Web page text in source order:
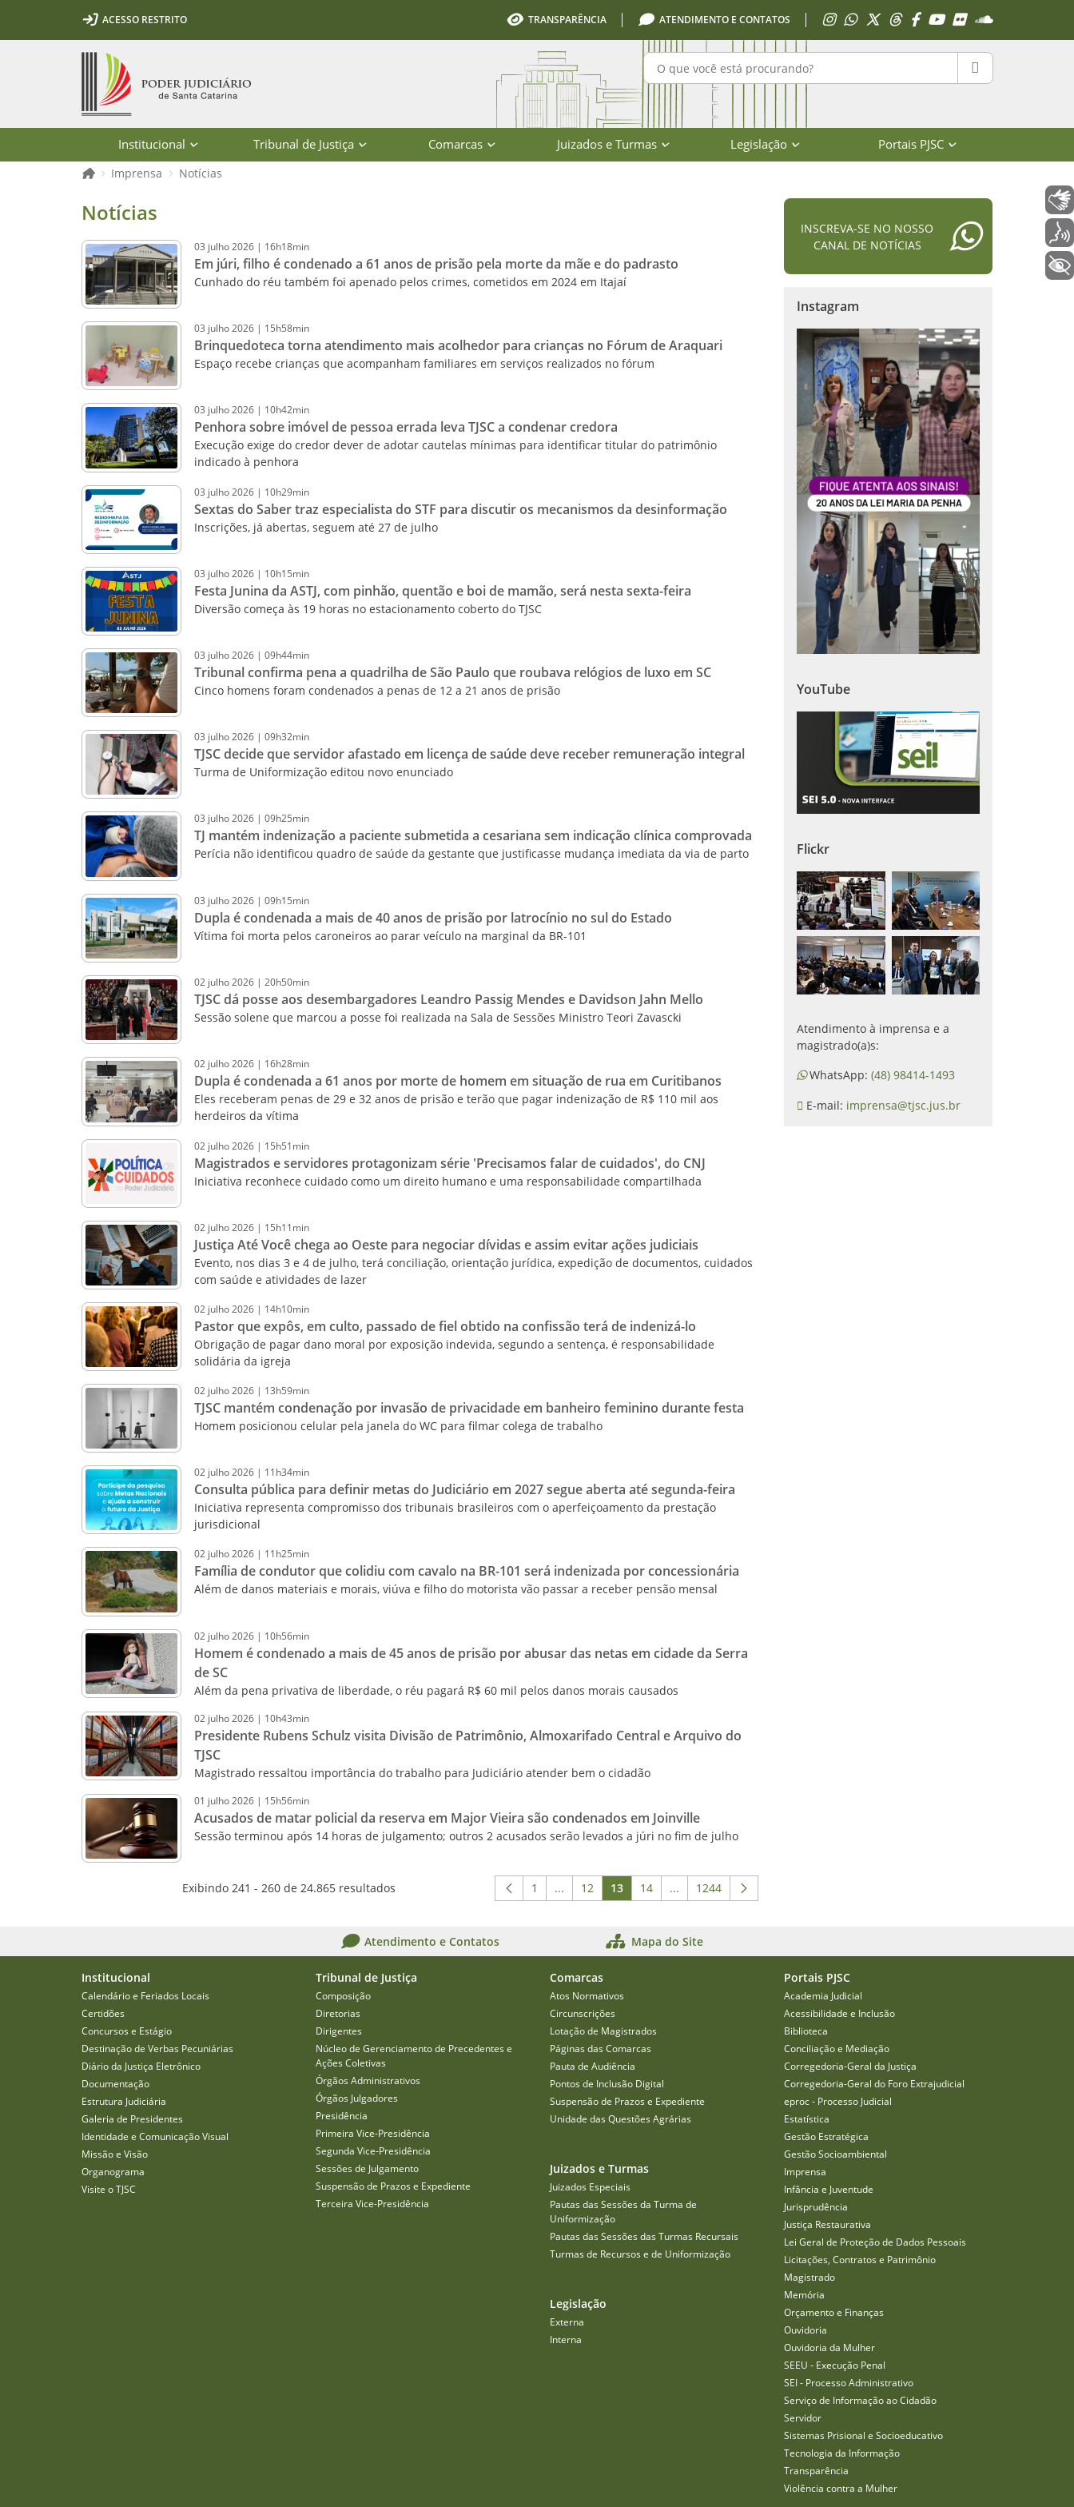
Ir para o conteúdo
Ir para a ferramenta de acessibilidade - Rybená
Ir para o menu principal
Ir para a pesquisa
Ir para o rodapé
Ir para a página inicialACESSO RESTRITO TRANSPARÊNCIA ATENDIMENTO E CONTATOS Acessar Instagram
Acessar WhatsApp
Acessar XAcessar Threads
Acessar Facebook
Acessar YouTube
Acessar Flickr
Acessar
Pesquisar no portal PESQUISAR
Institucional Tribunal de Justiça Comarcas Juizados e Turmas Legislação Portais PJSC
Página inicial
Imprensa Notícias
Notícias - Imprensa - Poder Judiciário de Santa Catarina
Notícias
03 julho2026 | 16h18min
Em júri, filho é condenado a 61 anos de prisão pela morte da mãe e do padrasto
Cunhado do réu também foi apenado pelos crimes, cometidos em 2024 em Itajaí
03 julho2026 | 15h58min
Brinquedoteca torna atendimento mais acolhedor para crianças no Fórum de Araquari
Espaço recebe crianças que acompanham familiares em serviços realizados no fórum
03 julho2026 | 10h42min
Penhora sobre imóvel de pessoa errada leva TJSC a condenar credora
Execução exige do credor dever de adotar cautelas mínimas para identificar titular do patrimônio
indicado à penhora
03 julho2026 | 10h29min
Sextas do Saber traz especialista do STF para discutir os mecanismos da desinformação
Inscrições, já abertas, seguem até 27 de julho
03 julho2026 | 10h15min
Festa Junina da ASTJ, com pinhão, quentão e boi de mamão, será nesta sexta-feira
Diversão começa às 19 horas no estacionamento coberto do TJSC
03 julho2026 | 09h44min
Tribunal confirma pena a quadrilha de São Paulo que roubava relógios de luxo em SC
Cinco homens foram condenados a penas de 12 a 21 anos de prisão
03 julho2026 | 09h32min
TJSC decide que servidor afastado em licença de saúde deve receber remuneração integral
Turma de Uniformização editou novo enunciado
03 julho2026 | 09h25min
TJ mantém indenização a paciente submetida a cesariana sem indicação clínica comprovada
Perícia não identificou quadro de saúde da gestante que justificasse mudança imediata da via de parto
03 julho2026 | 09h15min
Dupla é condenada a mais de 40 anos de prisão por latrocínio no sul do Estado
Vítima foi morta pelos caroneiros ao parar veículo na marginal da BR-101
02 julho2026 | 20h50min
TJSC dá posse aos desembargadores Leandro Passig Mendes e Davidson Jahn Mello
Sessão solene que marcou a posse foi realizada na Sala de Sessões Ministro Teori Zavascki
02 julho2026 | 16h28min
Dupla é condenada a 61 anos por morte de homem em situação de rua em Curitibanos
Eles receberam penas de 29 e 32 anos de prisão e terão que pagar indenização de R$ 110 mil aos
herdeiros da vítima
02 julho2026 | 15h51min
Magistrados e servidores protagonizam série 'Precisamos falar de cuidados', do CNJ
Iniciativa reconhece cuidado como um direito humano e uma responsabilidade compartilhada
02 julho2026 | 15h11min
Justiça Até Você chega ao Oeste para negociar dívidas e assim evitar ações judiciais
Evento, nos dias 3 e 4 de julho, terá conciliação, orientação jurídica, expedição de documentos, cuidados
com saúde e atividades de lazer
02 julho2026 | 14h10min
Pastor que expôs, em culto, passado de fiel obtido na confissão terá de indenizá-lo
Obrigação de pagar dano moral por exposição indevida, segundo a sentença, é responsabilidade
solidária da igreja
02 julho2026 | 13h59min
TJSC mantém condenação por invasão de privacidade em banheiro feminino durante festa
Homem posicionou celular pela janela do WC para filmar colega de trabalho
02 julho2026 | 11h34min
Consulta pública para definir metas do Judiciário em 2027 segue aberta até segunda-feira
Iniciativa representa compromisso dos tribunais brasileiros com o aperfeiçoamento da prestação
jurisdicional
02 julho2026 | 11h25min
Família de condutor que colidiu com cavalo na BR-101 será indenizada por concessionária
Além de danos materiais e morais, viúva e filho do motorista vão passar a receber pensão mensal
02 julho2026 | 10h56min
Homem é condenado a mais de 45 anos de prisão por abusar das netas em cidade da Serra
de SC
Além da pena privativa de liberdade, o réu pagará R$ 60 mil pelos danos morais causados
02 julho2026 | 10h43min
Presidente Rubens Schulz visita Divisão de Patrimônio, Almoxarifado Central e Arquivo do
TJSC
Magistrado ressaltou importância do trabalho para Judiciário atender bem o cidadão
01 julho2026 | 15h56min
Acusados de matar policial da reserva em Major Vieira são condenados em Joinville
Sessão terminou após 14 horas de julgamento; outros 2 acusados serão levados a júri no fim de julho
Exibindo 241 - 260 de 24.865 resultados Página
1 ...Páginas intermediárias Usar ABA para navegar.
Página
12 Página
13 Página
14 ...Páginas intermediárias Usar ABA para navegar.
Página
1244
INSCREVA-SE NO NOSSO
CANAL DE NOTÍCIAS
Instagram
YouTube
Flickr
Atendimento à imprensa e a
magistrado(a)s:
WhatsApp: (48) 98414-1493
E-mail: imprensa@tjsc.jus.br
Atendimento e Contatos Mapa do Site
Institucional
Calendário e Feriados Locais
Certidões
Concursos e Estágio
Destinação de Verbas Pecuniárias
Diário da Justiça Eletrônico
Documentação
Estrutura Judiciária
Galeria de Presidentes
Identidade e Comunicação Visual
Missão e Visão
Organograma
Visite o TJSC
Tribunal de Justiça
Composição
Diretorias
Dirigentes
Núcleo de Gerenciamento de Precedentes e
Ações Coletivas
Órgãos Administrativos
Órgãos Julgadores
Presidência
Primeira Vice-Presidência
Segunda Vice-Presidência
Sessões de Julgamento
Suspensão de Prazos e Expediente
Terceira Vice-Presidência
Comarcas
Atos Normativos
Circunscrições
Lotação de Magistrados
Páginas das Comarcas
Pauta de Audiência
Pontos de Inclusão Digital
Suspensão de Prazos e Expediente
Unidade das Questões Agrárias
Juizados e Turmas
Juizados Especiais
Pautas das Sessões da Turma de
Uniformização
Pautas das Sessões das Turmas Recursais
Turmas de Recursos e de Uniformização
Legislação
Externa
Interna
Portais PJSC
Academia Judicial
Acessibilidade e Inclusão
Biblioteca
Conciliação e Mediação
Corregedoria-Geral da Justiça
Corregedoria-Geral do Foro Extrajudicial
eproc - Processo Judicial
Estatística
Gestão Estratégica
Gestão Socioambiental
Imprensa
Infância e Juventude
Jurisprudência
Justiça Restaurativa
Lei Geral de Proteção de Dados Pessoais
Licitações, Contratos e Patrimônio
Magistrado
Memória
Orçamento e Finanças
Ouvidoria
Ouvidoria da Mulher
SEEU - Execução Penal
SEI - Processo Administrativo
Serviço de Informação ao Cidadão
Servidor
Sistemas Prisional e Socioeducativo
Tecnologia da Informação
Transparência
Violência contra a Mulher
Libras
+ Acessibilidade